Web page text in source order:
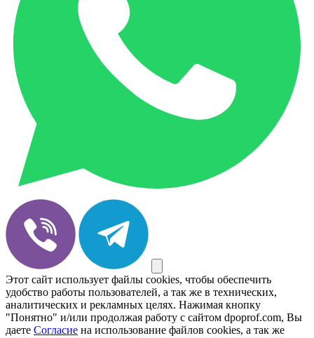
Этот сайт использует файлы cookies, чтобы обеспечить
удобство работы пользователей, а так же в технических,
аналитических и рекламных целях. Нажимая кнопку
"Понятно" и/или продолжая работу с сайтом dpoprof.com, Вы
даете Согласие на использование файлов cookies, а так же